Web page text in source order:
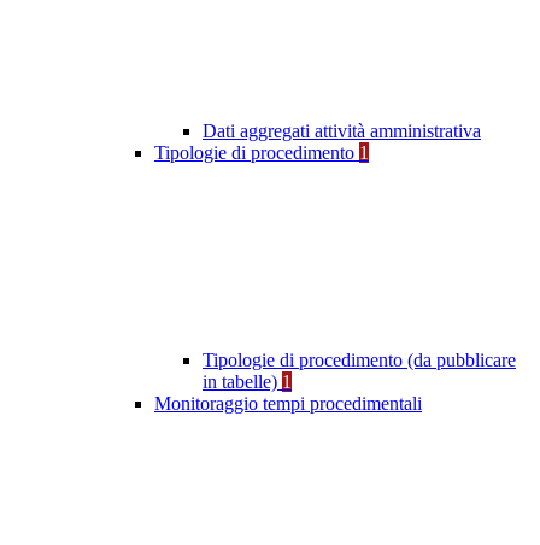
Dati aggregati attività amministrativa
Tipologie di procedimento 1
Tipologie di procedimento (da pubblicare
in tabelle) 1
Monitoraggio tempi procedimentali